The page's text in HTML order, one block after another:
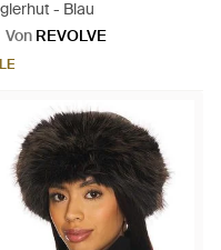
- Blau
Von REVOLVE